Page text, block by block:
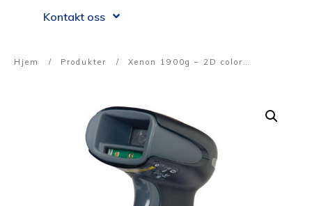
Kontakt oss
Hjem / Produkter / Xenon 1900g – 2D color imager skanner med kabel